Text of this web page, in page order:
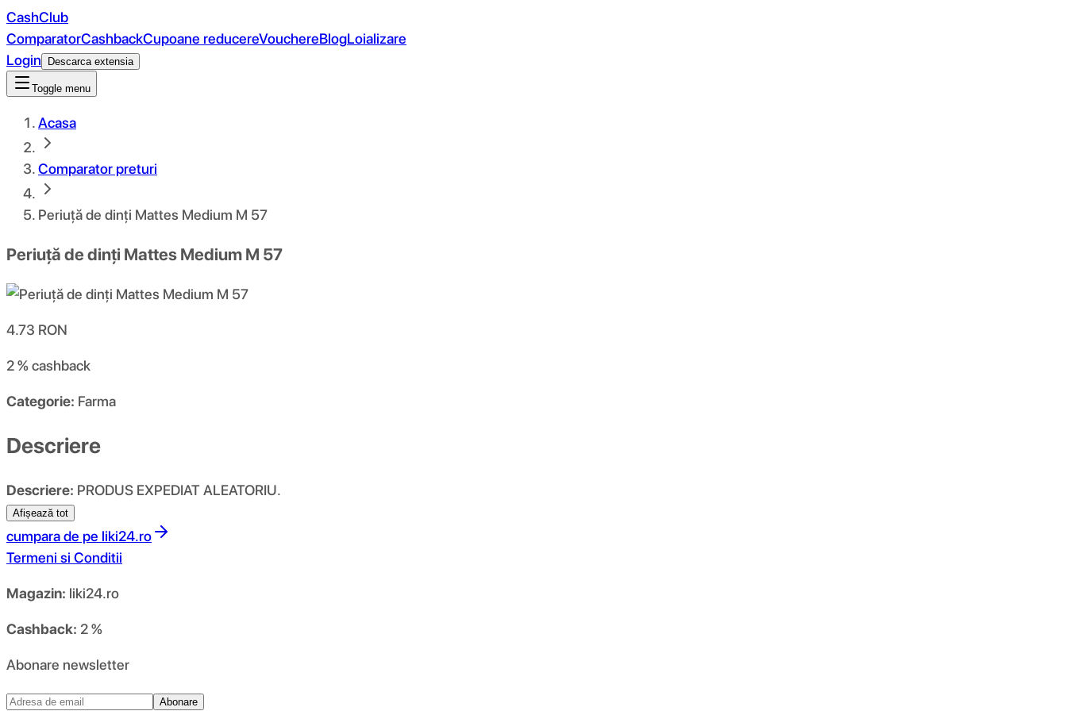
CashClub
ComparatorCashbackCupoane reducereVouchereBlogLoializare
Login
Descarca extensia
Toggle menu
Acasa
Comparator preturi
Periuță de dinți Mattes Medium M 57
Periuță de dinți Mattes Medium M 57
4.73 RON
2 %cashback
Categorie: Farma
Descriere
Descriere: PRODUS EXPEDIAT ALEATORIU.
Afișează tot
cumpara de pe liki24.ro
Termeni si Conditii
Magazin: liki24.ro
Cashback: 2 %
Abonare newsletter
Abonare